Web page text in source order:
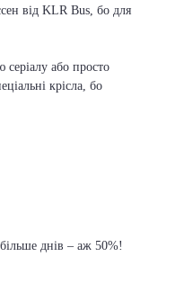
від KLR Bus, бо для
серіалу або просто
крісла, бо
днів – аж 50%!